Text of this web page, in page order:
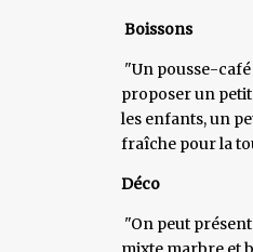
Boissons
"Un pousse-
proposer un
les enfants, un
fraîche pour la
Déco
"On peut